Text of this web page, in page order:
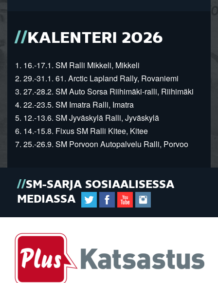
KALENTERI 2026
1. 16.-17.1. SM Ralli Mikkeli, Mikkeli
2. 29.-31.1. 61. Arctic Lapland Rally, Rovaniemi
3. 27.-28.2. SM Auto Sorsa Riihimäki-ralli, Riihimäki
4. 22.-23.5. SM Imatra Ralli, Imatra
5. 12.-13.6. SM Jyväskylä Ralli, Jyväskylä
6. 14.-15.8. Fixus SM Ralli Kitee, Kitee
7. 25.-26.9. SM Porvoon Autopalvelu Ralli, Porvoo
SM-SARJA SOSIAALISESSA
MEDIASSA